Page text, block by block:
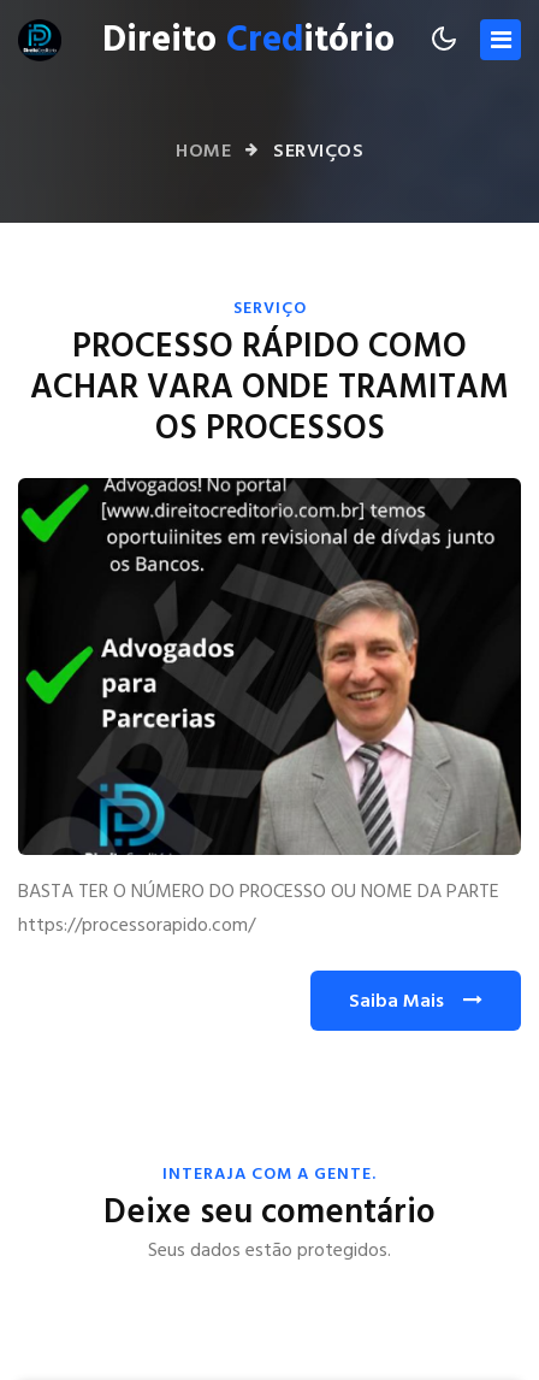
Direito Creditório
HOME SERVIÇOS
SERVIÇO
PROCESSO RÁPIDO COMO
ACHAR VARA ONDE TRAMITAM
OS PROCESSOS
BASTA TER O NÚMERO DO PROCESSO OU NOME DA PARTE
https://processorapido.com/
Saiba Mais
INTERAJA COM A GENTE.
Deixe seu comentário
Seus dados estão protegidos.